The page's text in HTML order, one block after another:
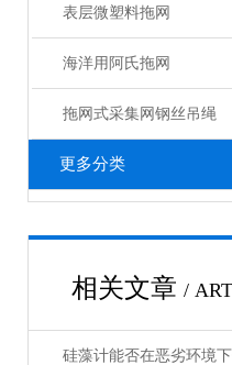
表层微塑料拖网
海洋用阿氏拖网
拖网式采集网钢丝吊绳
更多分类
相关文章 /